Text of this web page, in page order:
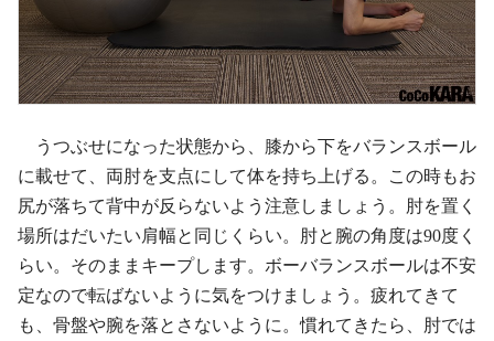
うつぶせになった状態から、膝から下をバランスボール
に載せて、両肘を支点にして体を持ち上げる。この時もお
尻が落ちて背中が反らないよう注意しましょう。肘を置く
場所はだいたい肩幅と同じくらい。肘と腕の角度は90度く
らい。そのままキープします。ボーバランスボールは不安
定なので転ばないように気をつけましょう。疲れてきて
も、骨盤や腕を落とさないように。慣れてきたら、肘では